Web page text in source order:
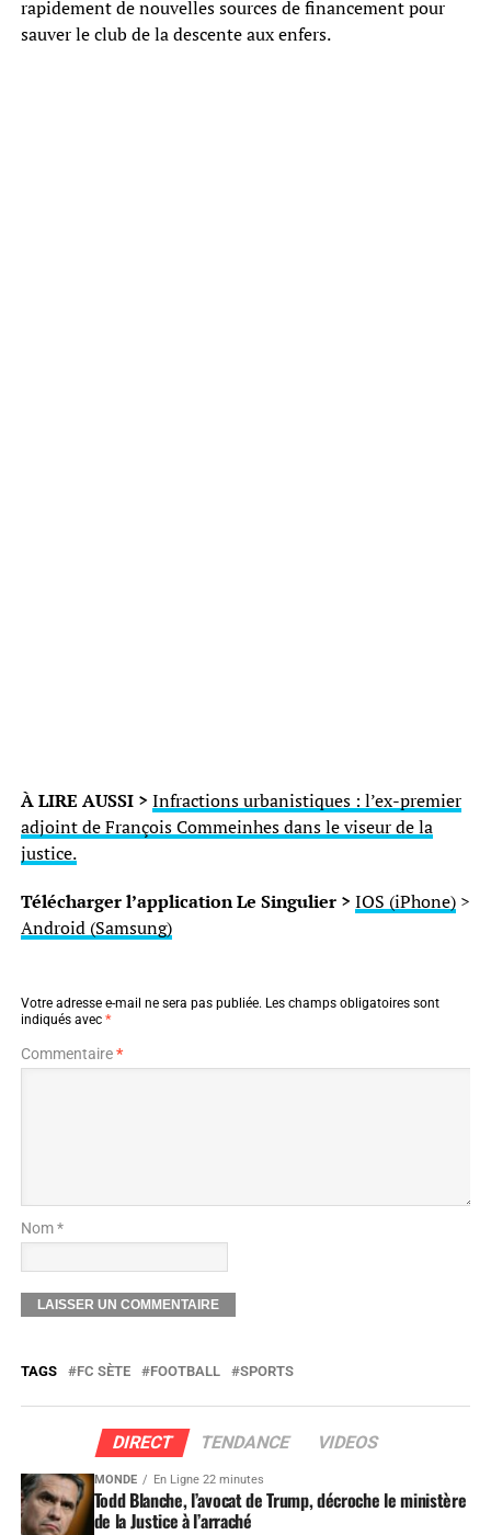
rapidement de nouvelles sources de financement pour
sauver le club de la descente aux enfers.
À LIRE AUSSI > Infractions urbanistiques : l’ex-premier
adjoint de François Commeinhes dans le viseur de la
justice.
Télécharger l’application Le Singulier > IOS (iPhone)>
Android (Samsung)
Votre adresse e-mail ne sera pas publiée. Les champs obligatoires sont
indiqués avec *
Commentaire*
Nom *
TAGS FC SÈTE FOOTBALL SPORTS
DIRECT TENDANCE VIDEOS
MONDE En Ligne 22 minutes
Todd Blanche, l’avocat de Trump, décroche le ministère
de la Justice à l’arraché